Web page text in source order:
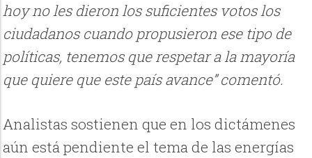
hoy no les dieron los suficientes votos los
ciudadanos cuando propusieron ese tipo de
políticas, tenemos que respetar a la mayoría
que quiere que este país avance” comentó.
Analistas sostienen que en los dictámenes
aún está pendiente el tema de las energías